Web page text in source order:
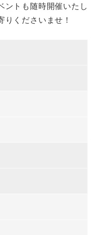
ントも随時開催いたし
りくださいませ！